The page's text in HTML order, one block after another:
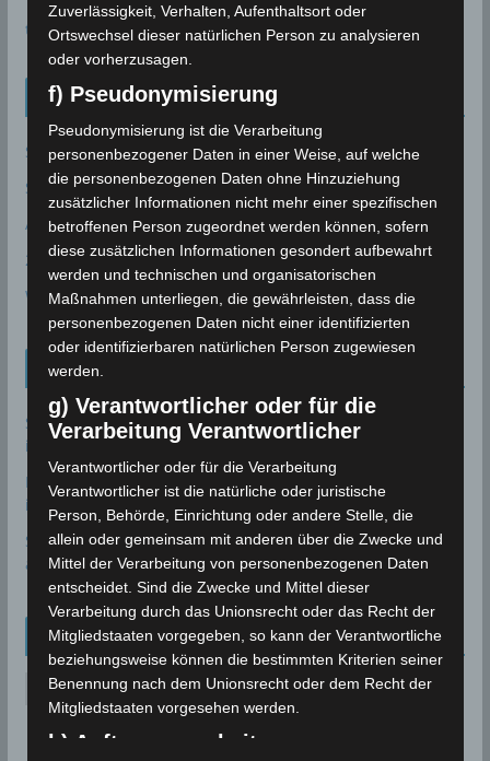
time.is - Sonnenzeiten
Neueinträge Glossar
Sommer 2003
Sturmflut
AE
24P/Schaumasse
Wolfsmond
Tunesien News
Sousse: Warum ist die Entsalzungsanlage Sidi Abdelhamid
immer noch nicht in Betrieb? 7. August 2026
Bau des Staudammes Raghai in Jendouba: Baustelle
inspiziert, Zeitplan unter Druck gesetzt
2. August 2026
Sidi Bou Said wurde offiziell in die UNESCO-Welterbeliste
aufgenommen 28. Juli 2026
Archiv
Zuverlässigkeit, Verhalten, Aufenthaltsort oder
Ortswechsel dieser natürlichen Person zu analysieren
oder vorherzusagen.
f) Pseudonymisierung
Pseudonymisierung ist die Verarbeitung
personenbezogener Daten in einer Weise, auf welche
die personenbezogenen Daten ohne Hinzuziehung
zusätzlicher Informationen nicht mehr einer spezifischen
betroffenen Person zugeordnet werden können, sofern
diese zusätzlichen Informationen gesondert aufbewahrt
werden und technischen und organisatorischen
Maßnahmen unterliegen, die gewährleisten, dass die
personenbezogenen Daten nicht einer identifizierten
oder identifizierbaren natürlichen Person zugewiesen
werden.
g) Verantwortlicher oder für die
Verarbeitung Verantwortlicher
Verantwortlicher oder für die Verarbeitung
Verantwortlicher ist die natürliche oder juristische
Person, Behörde, Einrichtung oder andere Stelle, die
allein oder gemeinsam mit anderen über die Zwecke und
Mittel der Verarbeitung von personenbezogenen Daten
entscheidet. Sind die Zwecke und Mittel dieser
Verarbeitung durch das Unionsrecht oder das Recht der
Mitgliedstaaten vorgegeben, so kann der Verantwortliche
beziehungsweise können die bestimmten Kriterien seiner
Benennung nach dem Unionsrecht oder dem Recht der
Mitgliedstaaten vorgesehen werden.
h) Auftragsverarbeiter